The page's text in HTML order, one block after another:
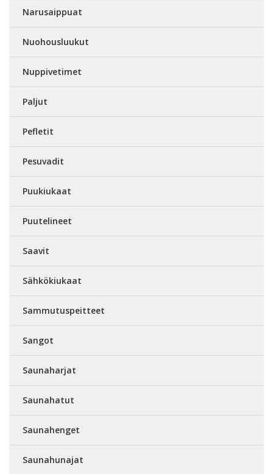
Narusaippuat
Nuohousluukut
Nuppivetimet
Paljut
Pefletit
Pesuvadit
Puukiukaat
Puutelineet
Saavit
Sähkökiukaat
Sammutuspeitteet
Sangot
Saunaharjat
Saunahatut
Saunahenget
Saunahunajat